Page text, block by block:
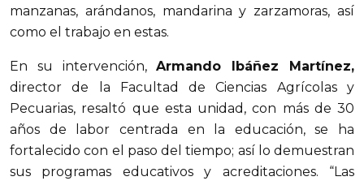
manzanas, arándanos, mandarina y zarzamoras, así
como el trabajo en estas.
En su intervención,Armando Ibáñez Martínez,
director de la Facultad de Ciencias Agrícolas y
Pecuarias, resaltó que esta unidad, con más de 30
años de labor centrada en la educación, se ha
fortalecido con el paso del tiempo; así lo demuestran
sus programas educativos y acreditaciones. “Las